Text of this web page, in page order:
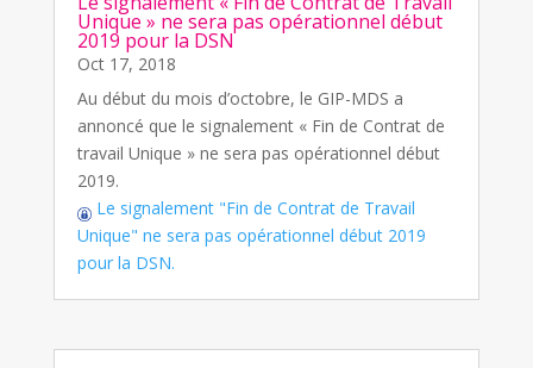
Unique » ne sera pas opérationnel début
2019 pour la DSN
Oct 17, 2018
Au début du mois d’octobre, le GIP-MDS a
annoncé que le signalement « Fin de Contrat de
travail Unique » ne sera pas opérationnel début
2019.
Le signalement "Fin de Contrat de Travail
Unique" ne sera pas opérationnel début 2019
pour la DSN.